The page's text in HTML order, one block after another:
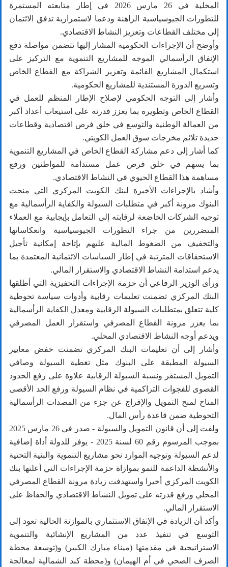
المحلية في 26 مارس 2026 في إطار متابعته المستمرة
للتطورات الجيوسياسية الراهنة ودعما لاستمرارية تدفق الائتمان
إلى مختلف القطاعات وتعزيز النشاط الاقتصادي.
وأوضح أن الإجراءات الحكومية المشار إليها تتضمن مواصلة دفع
الإنفاق الرأسمالي الموجه للمشاريع التنموية مع التركيز على
استكمال المشاريع القائمة وتعزيز الشراكة مع القطاع الخاص
وتسريع الدورة المستندية للمشاريع الحكومية.
وأشار إلى التوجه الحكومي لإصلاح الإطار المنظم للعمل في
القطاع الخاص وتطويره بما يعزز قدرته على استيعاب أعداد أكبر
من العمالة الوطنية والتوسع في خلق فرص اقتصادية وقطاعات
جديدة تلائم مخرجات سوق العمل الكويتي.
كما أشار إلى دعم مشاركة القطاع الخاص في المشاريع التنموية
بما يسهم في خلق فرص عمل مستدامة للمواطنين ورفع
مساهمة هذا القطاع الحيوي في النشاط الاقتصادي.
وأشاد بالإجراءات الأخيرة لبنك الكويت المركزي التي منحت
البنوك مرونة أكبر في متطلبات السيولة والكفاية الرأسمالية مع
توجيه الشركات الخاضعة لرقابته إلى التعامل بإيجابية مع العملاء
المتضررين من جراء التطورات الجيوسياسية وانعكاساتها
والتخفيف من الضغوط المالية عليهم بإتاحة إمكانية تأجيل
الاستحقاقات المترتبة في إطار السياسات الائتمانية المعتمدة بما
يدعم استدامة النشاط الاقتصادي والاستقرار المالي.
ورأى الوزير الرفاعي أن حزمة الإجراءات التحفيزية التي أطلقها
البنك المركزي تضمنت تعليمات رقابية وأدوات سياسة تحوطية
كلية تتعلق بمتطلبات السيولة الرقابية ومعدل الكفاية الرأسمالية
بما يعزز مرونة القطاع المصرفي واستقرار العمل المصرفي
ويدعم أوجه النشاط الاقتصادي المحلي.
وأشار إلى أن تعليمات البنك المركزي تضمنت خفض معايير
السيولة المطبقة على البنوك مثل تغطية السيولة وصافي
التمويل المستقر ونسبة السيولة الرقابية علاوة على رفع الحدود
القصوى للفجوات التراكمية في نظام السيولة ورفع الحد الأقصى
المتاح لمنح التمويل والإفراج عن جزء من المصدات الرأسمالية
التحوطية ضمن قاعدة رأس المال.
ولفت إلى أن قانون التمويل والسيولة - صدر في 26 مارس 2025
بموجب المرسوم رقم 60 لسنة 2025 - يوفر للدولة أداة إضافية
لدعم السيولة وتوجيه الموارد نحو مشاريع التنموية والبنية التحتية
والأنشطة الداعمة للنمو بموازاة حزمة الإجراءات التي أعلنها بنك
الكويت المركزي أخيرا واستهدفت زيادة مرونة القطاع المصرفي
المحلي ورفع قدرته على تمويل النشاط الاقتصادي والحفاظ على
الاستقرار المالي.
وأكد أن الزيادة في الإنفاق الاستثماري بالموازنة الحالية تعود إلى
التوسع في تنفيذ عدد من المشاريع الإنشائية والتنموية
الاستراتيجية في مقدمتها (ميناء مبارك الكبير) و(توسعة محطة
الصرف الصحي في أم الهيمان) و(محطة كبد الشمالية لمعالجة